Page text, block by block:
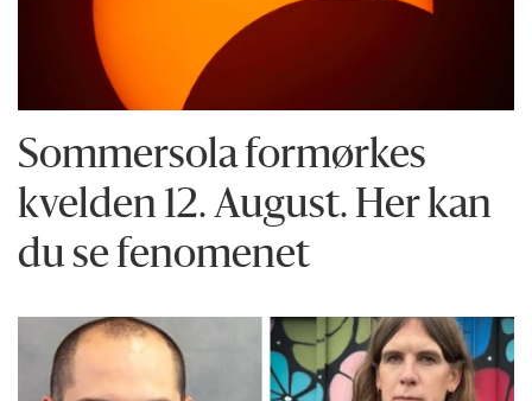
Sommersola formørkes
kvelden 12. August. Her kan
du se fenomenet